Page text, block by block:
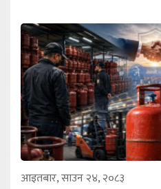
आइतबार, साउन २४, २०८३